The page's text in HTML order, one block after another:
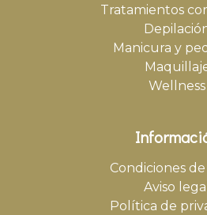
Tratamientos
Manicura y
Wellness
Condiciones
Aviso legal
Política de